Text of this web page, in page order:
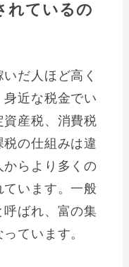
れているの
だ人ほど高く
近な税金でい
資産税、消費税
の仕組みは違
からより多くの
います。一般
ばれ、富の集
ています。